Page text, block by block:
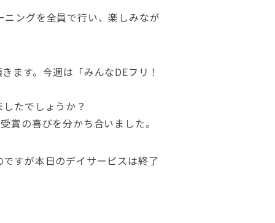
ングを全員で行い、楽しみなが
ます。今週は「みんなDEフリ！
たでしょうか？
賞の喜びを分かち合いました。
すが本日のデイサービスは終了